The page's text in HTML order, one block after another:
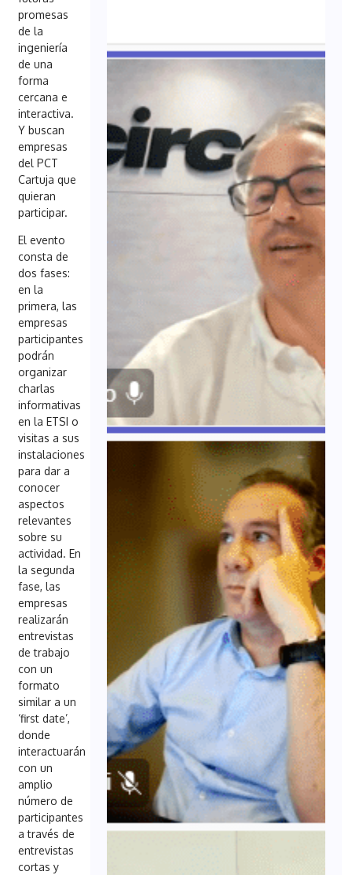
promesas
de la
ingeniería
de una
forma
cercana e
interactiva.
Y buscan
empresas
del PCT
Cartuja que
quieran
participar.
El evento
consta de
dos fases:
en la
primera, las
empresas
participantes
podrán
organizar
charlas
informativas
en la ETSI o
visitas a sus
instalaciones
para dar a
conocer
aspectos
relevantes
sobre su
actividad. En
la segunda
fase, las
empresas
realizarán
entrevistas
de trabajo
con un
formato
similar a un
‘first date’,
donde
interactuarán
con un
amplio
número de
participantes
a través de
entrevistas
cortas y